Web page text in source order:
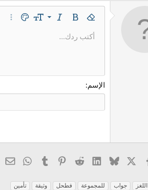
إزالة التنسيق
غامق مائل حجم الخط
9
10
18
22
26
لون النص
عائلة الخطArial
Tahoma
Times New Roman
مشطوبمسطرإدراج خط أفقي
محتوى مخفي
كود
أكتب ردك...
الإسم
فيسبوك Bluesky
LinkedIn
Reddit
Pinterest
Tumblr
اللغز جواب للمجموعة فطحل وثيقة تأمين